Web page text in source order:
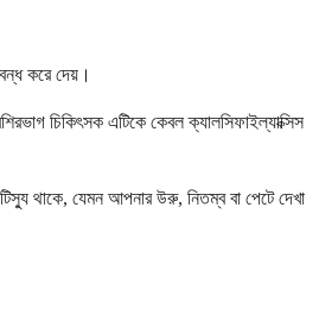
করে দেয়।
চিকিৎসক এটিকে কেবল ক্যালসিফাইল্যাক্সিস
থাকে, যেমন আপনার উরু, নিতম্ব বা পেটে দেখা